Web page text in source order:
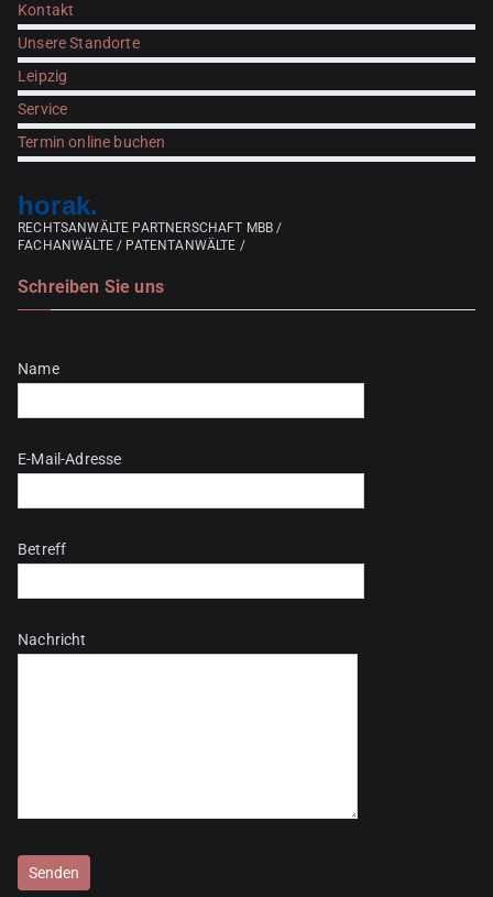
Kontakt
Unsere Standorte
Leipzig
Service
Termin online buchen
horak.
RECHTSANWÄLTE PARTNERSCHAFT MBB /
FACHANWÄLTE / PATENTANWÄLTE /
Schreiben Sie uns
Name
E-Mail-Adresse
Betreff
Nachricht
Bitte lasse dieses Feld leer.